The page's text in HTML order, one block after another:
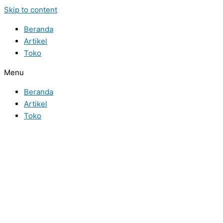
Skip to content
Beranda
Artikel
Toko
Menu
Beranda
Artikel
Toko